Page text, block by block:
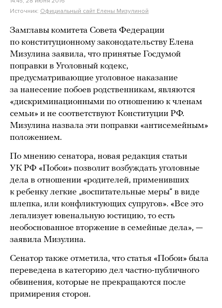
Источник: Официальный сайт Елены Мизулиной
Замглавы комитета Совета Федерации
по конституционному законодательству Елена
Мизулина заявила, что принятые Госдумой
поправки в Уголовный кодекс,
предусматривающие уголовное наказание
за нанесение побоев родственникам, являются
«дискриминационными по отношению к членам
семьи» и не соответствуют Конституции РФ.
Мизулина назвала эти поправки «антисемейным»
положением.
По мнению сенатора, новая редакция статьи
УК РФ «Побои» позволит возбуждать уголовные
дела в отношении «родителей, применивших
к ребенку легкие „воспитательные меры“ в виде
шлепка, или конфликтующих супругов». «Все это
легализует ювенальную юстицию, то есть
необоснованное вторжение в семейные дела», —
заявила Мизулина.
Сенатор также отметила, что статья «Побои» была
переведена в категорию дел частно-публичного
обвинения, которые не прекращаются после
примирения сторон.